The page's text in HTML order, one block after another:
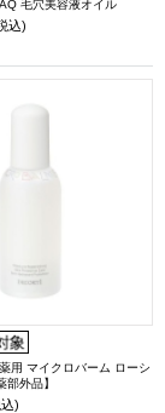
毛穴美容液オイル
込)
用 マイクロバーム ローシ
部外品】
)